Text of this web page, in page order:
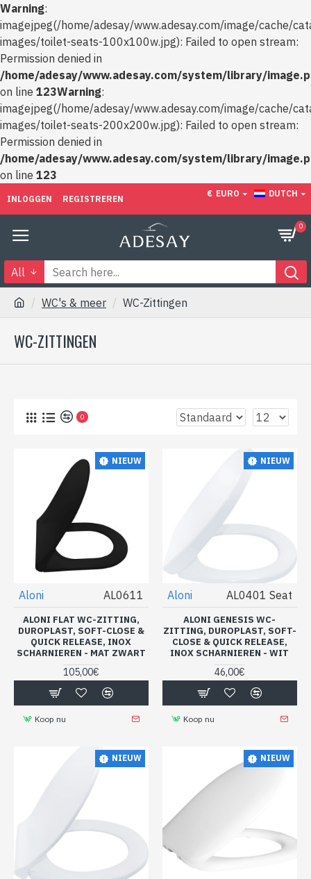
Warning:
imagejpeg(/home/adesay/www.adesay.com/image/cache/
images/toilet-seats-100x100w.jpg): Failed to open stream:
Permission denied in
/home/adesay/www.adesay.com/system/library/
on line 123Warning:
imagejpeg(/home/adesay/www.adesay.com/image/cache/
images/toilet-seats-200x200w.jpg): Failed to open stream:
Permission denied in
/home/adesay/www.adesay.com/system/library/
on line 123
INLOGGEN REGISTREREN
€ EURO DUTCH
0
All
WC's & meer WC-Zittingen
WC-ZITTINGEN
0
NIEUW
Aloni AL0611
ALONI FLAT WC-ZITTING,
DUROPLAST, SOFT-CLOSE &
QUICK RELEASE, INOX
SCHARNIEREN - MAT ZWART
105,00€
Koop nu
NIEUW
Aloni AL0401 Seat
ALONI GENESIS WC-
ZITTING, DUROPLAST, SOFT-
CLOSE & QUICK RELEASE,
INOX SCHARNIEREN - WIT
46,00€
Koop nu
NIEUW NIEUW